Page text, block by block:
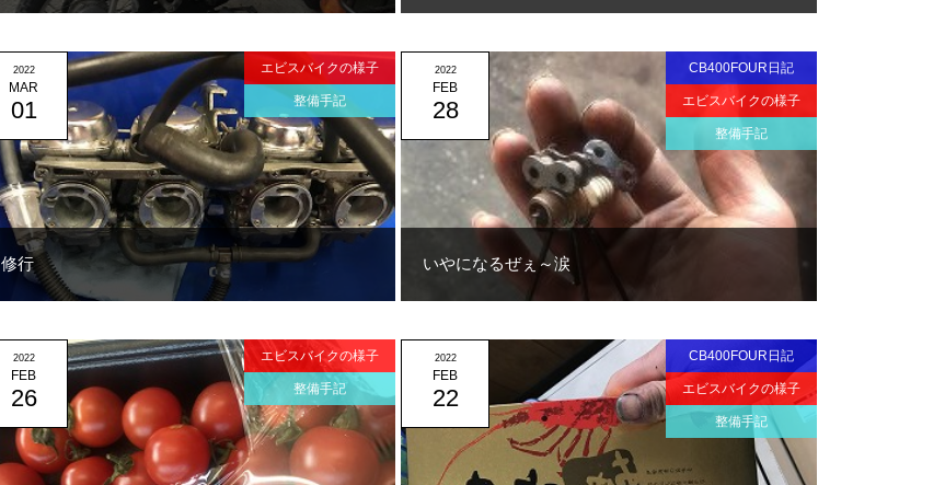
修行
2022
MAR
01
エビスバイクの様子
整備手記
いやになるぜぇ～涙
2022
FEB
28
CB400FOUR日記
エビスバイクの様子
整備手記
2022
FEB
26
エビスバイクの様子
整備手記
2022
FEB
22
CB400FOUR日記
エビスバイクの様子
整備手記